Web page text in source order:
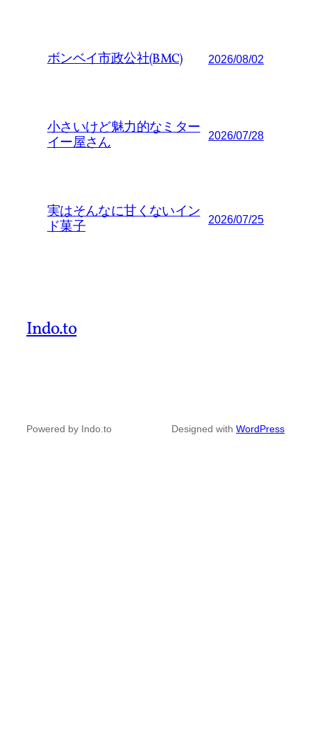
ボンベイ市政公社(BMC) 2026/08/02
小さいけど魅力的なミター
イー屋さん
2026/07/28
実はそんなに甘くないイン
ド菓子
2026/07/25
Indo.to
Powered by Indo.to Designed with WordPress